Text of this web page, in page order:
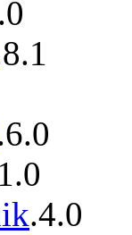
.0
8.1
6.0
1.0
.4.0